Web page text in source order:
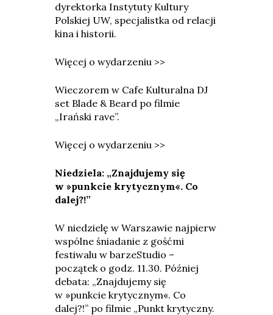
dyrektorka Instytuty Kultury
Polskiej UW, specjalistka od relacji
kina i historii.
Więcej o wydarzeniu >>
Wieczorem w Cafe Kulturalna DJ
set Blade & Beard po filmie
„Irański rave”.
Więcej o wydarzeniu >>
Niedziela: „Znajdujemy się
w »punkcie krytycznym«. Co
dalej?!”
W niedzielę w Warszawie najpierw
wspólne śniadanie z gośćmi
festiwalu w barzeStudio –
początek o godz. 11.30. Później
debata: „Znajdujemy się
w »punkcie krytycznym«. Co
dalej?!” po filmie „Punkt krytyczny.